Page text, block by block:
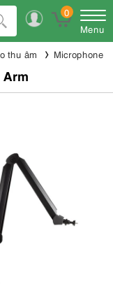
0
Menu
thu âm Microphone